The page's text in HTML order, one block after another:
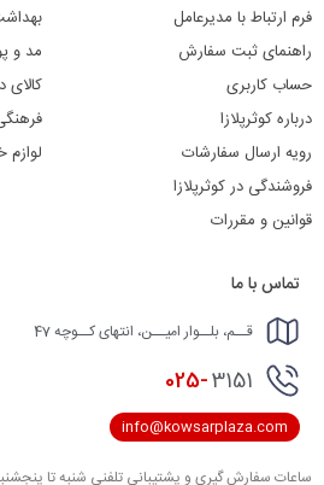
فرم ارتباط با مدیرعامل
راهنمای ثبت سفارش
حساب کاربری
درباره کوثرپلازا
رویه ارسال سفارشات
فروشندگی در کوثرپلازا
قوانین و مقررات
مد و
کالای
لوازم
تماس با ما
قــم، بلــوار امیــن، انتهای کــوچه 47
025-3151
info@kowsarplaza.com
ساعات سفارش گیری و پشتیبانی تلفنی شنبه تا پنجشنبه از